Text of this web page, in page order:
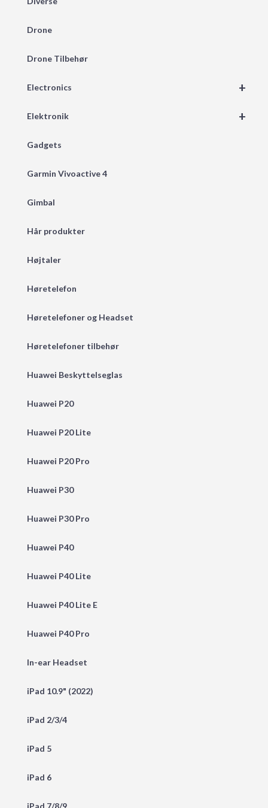
Drone
Drone Tilbehør
+
Electronics
+
Elektronik
Gadgets
Garmin Vivoactive 4
Gimbal
Hår produkter
Højtaler
Høretelefon
Høretelefoner og Headset
Høretelefoner tilbehør
Huawei Beskyttelseglas
Huawei P20
Huawei P20 Lite
Huawei P20 Pro
Huawei P30
Huawei P30 Pro
Huawei P40
Huawei P40 Lite
Huawei P40 Lite E
Huawei P40 Pro
In-ear Headset
iPad 10.9" (2022)
iPad 2/3/4
iPad 5
iPad 6
iPad 7/8/9